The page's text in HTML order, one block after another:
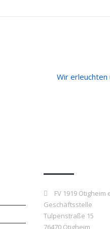
Wir
FV 1919 Ötigheim
Geschäftsstelle
Tulpenstraße 15
76470 Ötigheim